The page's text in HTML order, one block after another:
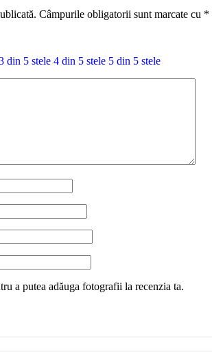
Câmpurile obligatorii sunt marcate cu *
din 5 stele 4 din 5 stele 5 din 5 stele
a putea adăuga fotografii la recenzia ta.